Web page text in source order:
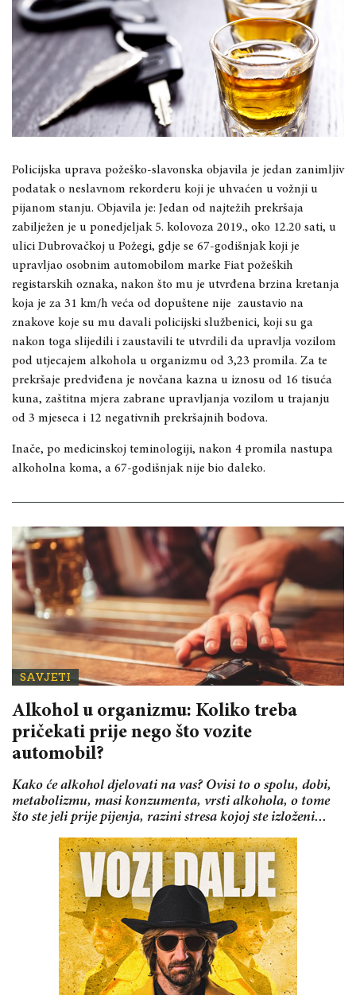
Policijska uprava požeško-slavonska objavila je jedan zanimljiv
podatak o neslavnom rekorderu koji je uhvaćen u vožnji u
pijanom stanju. Objavila je: Jedan od najtežih prekršaja
zabilježen je u ponedjeljak 5. kolovoza 2019., oko 12.20 sati, u
ulici Dubrovačkoj u Požegi, gdje se 67-godišnjak koji je
upravljao osobnim automobilom marke Fiat požeških
registarskih oznaka, nakon što mu je utvrđena brzina kretanja
koja je za 31 km/h veća od dopuštene nije zaustavio na
znakove koje su mu davali policijski službenici, koji su ga
nakon toga slijedili i zaustavili te utvrdili da upravlja vozilom
pod utjecajem alkohola u organizmu od 3,23 promila. Za te
prekršaje predviđena je novčana kazna u iznosu od 16 tisuća
kuna, zaštitna mjera zabrane upravljanja vozilom u trajanju
od 3 mjeseca i 12 negativnih prekršajnih bodova.
Inače, po medicinskoj teminologiji, nakon 4 promila nastupa
alkoholna koma, a 67-godišnjak nije bio daleko.
SAVJETI
Alkohol u organizmu: Koliko treba
pričekati prije nego što vozite
automobil?
Kako će alkohol djelovati na vas? Ovisi to o spolu, dobi,
metabolizmu, masi konzumenta, vrsti alkohola, o tome
što ste jeli prije pijenja, razini stresa kojoj ste izloženi...